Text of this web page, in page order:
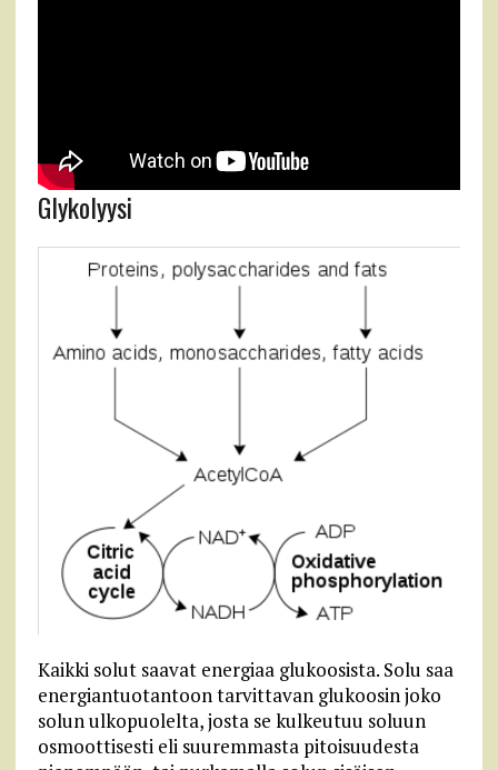
Glykolyysi
Kaikki solut saavat energiaa glukoosista. Solu saa
energiantuotantoon tarvittavan glukoosin joko
solun ulkopuolelta, josta se kulkeutuu soluun
osmoottisesti eli suuremmasta pitoisuudesta